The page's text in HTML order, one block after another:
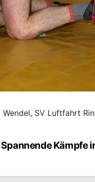
SV Luftfahrt
Kämpfe